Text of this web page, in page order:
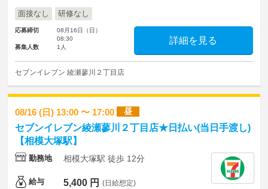
面接なし 研修なし
応募締切
08月16日（日）
08:30
募集人数
1人
詳細を見る
セブンイレブン 綾瀬蓼川２丁目店
08/16 (日) 13:00 〜 17:00 昼
セブンイレブン綾瀬蓼川２丁目店★日払い(当日手渡し)
【相模大塚駅】
勤務地 相模大塚駅 徒歩 12分
給与 5,400 円 (日給想定)